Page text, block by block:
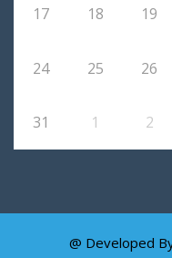
17 18 19
24 25 26
31 1 2
@ Developed